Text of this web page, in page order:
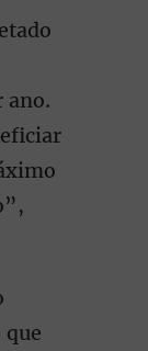
ano.